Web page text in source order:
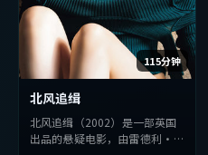
115分钟
北风追缉
北风追缉（2002）是一部英国
出品的悬疑电影，由雷德利·